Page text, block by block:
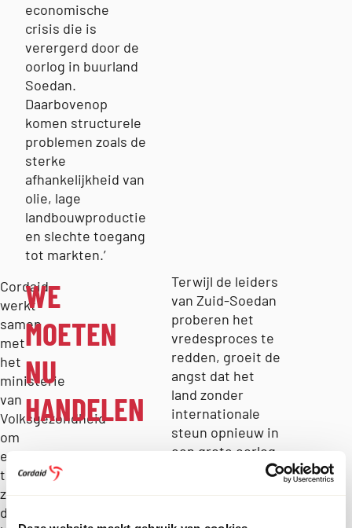
economische
crisis die is
verergerd door de
oorlog in buurland
Soedan.
Daarbovenop
komen structurele
problemen zoals de
sterke
afhankelijkheid van
olie, lage
landbouwproductie
en slechte toegang
tot markten.’
Cordaid
werkt
samen
met
het
ministerie
van
Volksgezondheid
om
ervoor
te
zorgen
dat
WE
MOETEN
NU
HANDELEN
Terwijl de leiders
van Zuid-Soedan
proberen het
vredesproces te
redden, groeit de
angst dat het
land zonder
internationale
steun opnieuw in
een grote oorlog